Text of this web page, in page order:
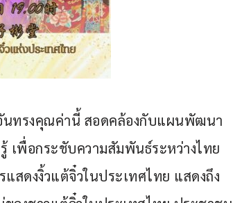
นทรงคุณค่านี้ สอดคล้องกับแผนพัฒนา
เพื่อกระชับความสัมพันธ์ระหว่างไทย
ดงงิ้วแต้จิ๋วในประเทศไทย แสดงถึง